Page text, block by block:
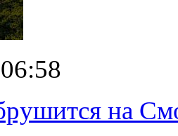
на